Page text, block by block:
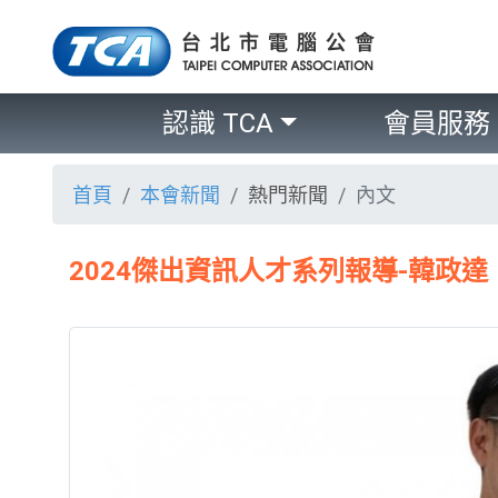
認識 TCA 會員服務
首頁 本會新聞 熱門新聞 內文
2024傑出資訊人才系列報導-韓政達